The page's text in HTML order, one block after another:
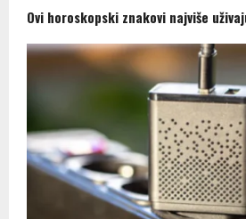
Ovi horoskopski znakovi najviše